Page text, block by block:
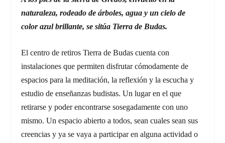
naturaleza, rodeado de árboles, agua y un cielo de
color azul brillante, se sitúa Tierra de Budas.
El centro de retiros Tierra de Budas cuenta con
instalaciones que permiten disfrutar cómodamente de
espacios para la meditación, la reflexión y la escucha y
estudio de enseñanzas budistas. Un lugar en el que
retirarse y poder encontrarse sosegadamente con uno
mismo. Un espacio abierto a todos, sean cuales sean sus
creencias y ya se vaya a participar en alguna actividad o